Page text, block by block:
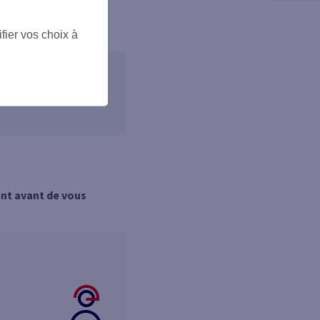
ou votre espace
avant de vous
vos choix à